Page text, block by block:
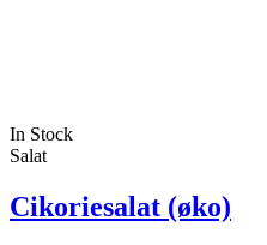
In Stock
Salat
Cikoriesalat (øko)